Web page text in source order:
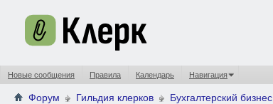
Новые сообщения Правила Календарь Навигация
Форум Гильдия клерков Бухгалтерский бизнес